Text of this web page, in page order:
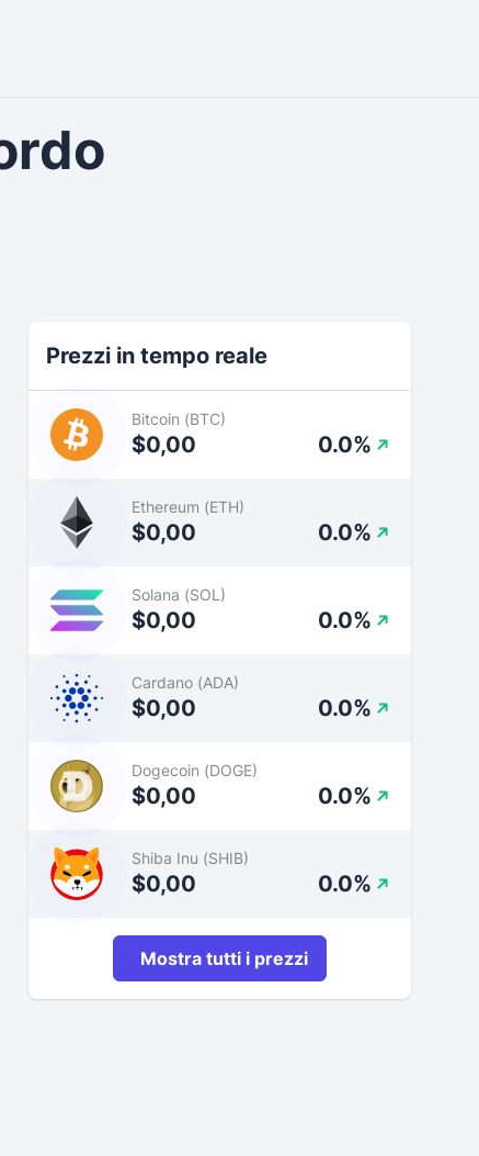
Prezzi in tempo reale
Bitcoin (BTC)
$0,00 0.0%
Ethereum (ETH)
$0,00 0.0%
Solana (SOL)
$0,00 0.0%
Cardano (ADA)
$0,00 0.0%
Dogecoin (DOGE)
$0,00 0.0%
Shiba Inu (SHIB)
$0,00 0.0%
Mostra tutti i prezzi